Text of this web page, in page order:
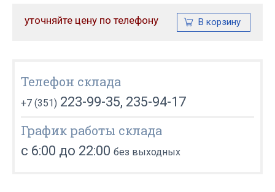
уточняйте цену по телефону
Телефон склада
+7 (351) 223-99-35, 235-94-17
График работы склада
с 6:00 до 22:00 без выходных